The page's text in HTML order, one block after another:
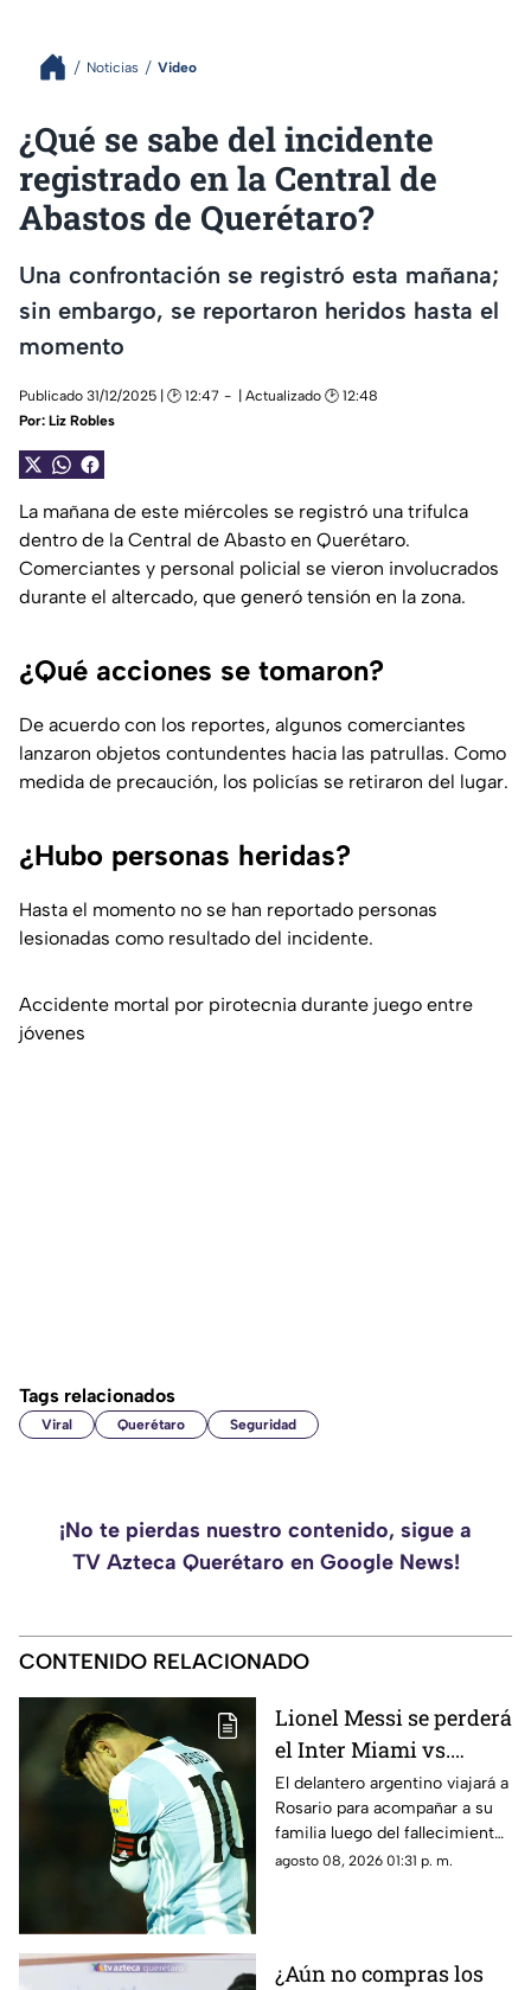
Noticias Video
¿Qué se sabe del incidente
registrado en la Central de
Abastos de Querétaro?
Una confrontación se registró esta mañana;
sin embargo, se reportaron heridos hasta el
momento
Publicado 31/12/2025 | 🕑 12:47
| Actualizado 🕑 12:48
Por: Liz Robles
La mañana de este miércoles se registró una trifulca
dentro de la Central de Abasto en Querétaro.
Comerciantes y personal policial se vieron involucrados
durante el altercado, que generó tensión en la zona.
¿Qué acciones se tomaron?
De acuerdo con los reportes, algunos comerciantes
lanzaron objetos contundentes hacia las patrullas. Como
medida de precaución, los policías se retiraron del lugar.
¿Hubo personas heridas?
Hasta el momento no se han reportado personas
lesionadas como resultado del incidente.
Accidente mortal por pirotecnia durante juego entre
jóvenes
Tags relacionados
Viral Querétaro Seguridad
¡No te pierdas nuestro contenido, sigue a
TV Azteca Querétaro en Google News!
CONTENIDO RELACIONADO
Lionel Messi se perderá
el Inter Miami vs.
Rayados en la Leagues
Cup
El delantero argentino viajará a
Rosario para acompañar a su
familia luego del fallecimiento
de Jorge Messi, por lo que no
agosto 08, 2026 01:31 p. m.
¿Aún no compras los